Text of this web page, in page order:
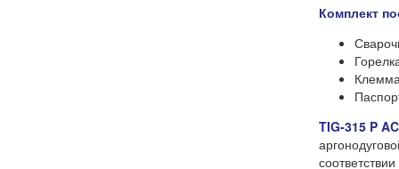
Комплект
TIG-315 P